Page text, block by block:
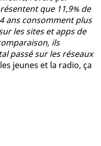
que 11,9% de
ans consomment plus
les sites et apps de
ils
passé sur les réseaux
jeunes et la radio, ça